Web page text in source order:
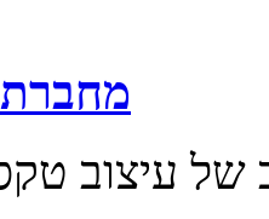
KeyNote - מחברת